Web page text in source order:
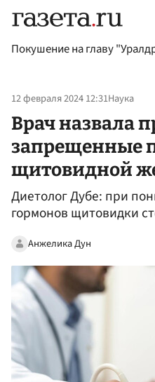
Покушение на главу
12 февраля 2024 12:31Наука
Врач назвала
запрещенные
щитовидной
Диетолог Дубе: при
гормонов щитовидки
Анжелика Дун